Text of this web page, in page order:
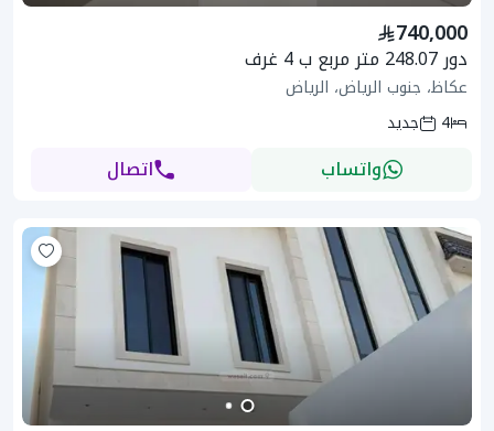
740,000
دور 248.07 متر مربع ب 4 غرف
عكاظ، جنوب الرياض، الرياض
4
جديد
واتساب اتصال